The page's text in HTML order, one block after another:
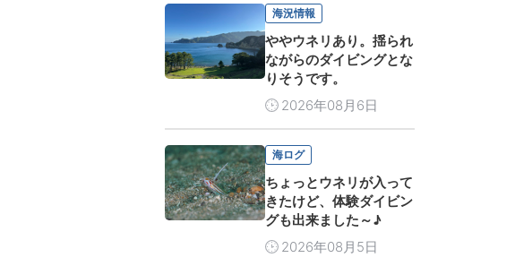
海況情報
ややウネリあり。揺られ
ながらのダイビングとな
りそうです。
2026年08月6日
海ログ
ちょっとウネリが入って
きたけど、体験ダイビン
グも出来ました～♪
2026年08月5日